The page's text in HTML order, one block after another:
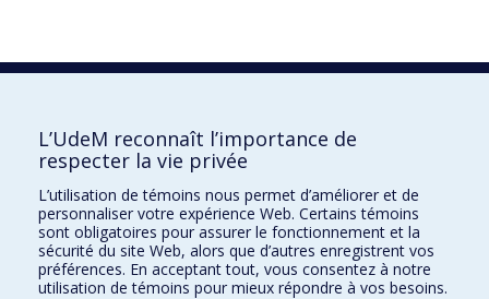
Centre d’expertise en gestion de la douleur
Avis d’expert
Composition
ECHO® CHUM douleur chronique
Pour nous joindre
L’UdeM reconnaît l’importance de
respecter la vie privée
L’utilisation de témoins nous permet d’améliorer et de
personnaliser votre expérience Web. Certains témoins
sont obligatoires pour assurer le fonctionnement et la
sécurité du site Web, alors que d’autres enregistrent vos
préférences. En acceptant tout, vous consentez à notre
utilisation de témoins pour mieux répondre à vos besoins.